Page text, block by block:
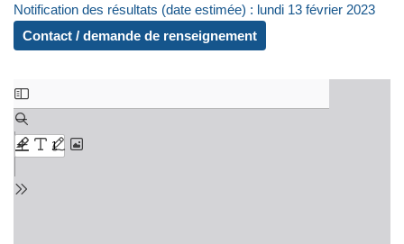
Notification des résultats (date estimée) : lundi 13 février 2023
Contact / demande de renseignement